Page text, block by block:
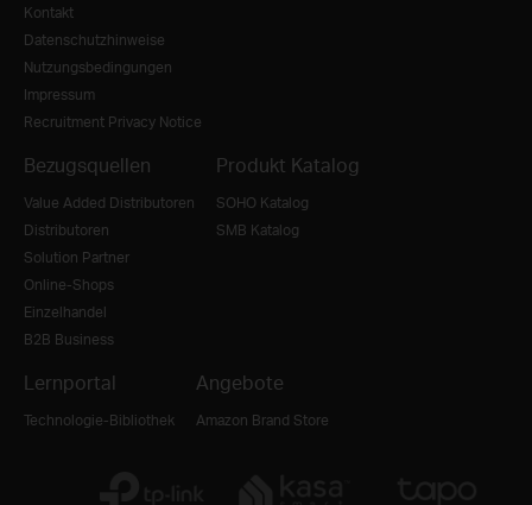
Kontakt
Datenschutzhinweise
Nutzungsbedingungen
Impressum
Recruitment Privacy Notice
Bezugsquellen
Value Added Distributoren
Distributoren
Solution Partner
Online-Shops
Einzelhandel
B2B Business
Produkt Katalog
SOHO Katalog
SMB Katalog
Lernportal
Technologie-Bibliothek
Angebote
Amazon Brand Store